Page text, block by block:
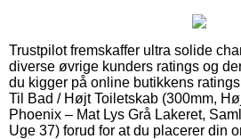
Trustpilot fremskaffer ultra solide
diverse øvrige kunders ratings og
du kigger på online butikkens
Til Bad / Højt Toiletskab (300mm,
Phoenix – Mat Lys Grå Lakeret,
Uge 37) forud for at du placerer din